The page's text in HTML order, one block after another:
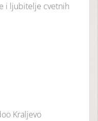
i ljubitelje cvetnih
Kraljevo